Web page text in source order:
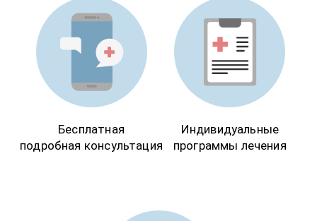
Бесплатная
подробная консультация
Индивидуальные
программы лечения